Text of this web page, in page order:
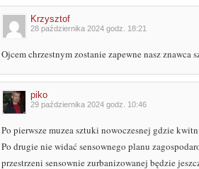
Krzysztof
28 października 2024 godz. 18:21
Ojcem chrzestnym zostanie zapewne nasz
piko
29 października 2024 godz. 10:46
Po pierwsze muzea sztuki nowoczesnej gdzie
Po drugie nie widać sensownego planu
przestrzeni sensownie zurbanizowanej będzie